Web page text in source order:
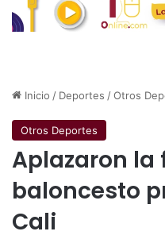
Inicio / Deportes /Otros
Otros Deportes
Aplazaron la
baloncesto
Cali